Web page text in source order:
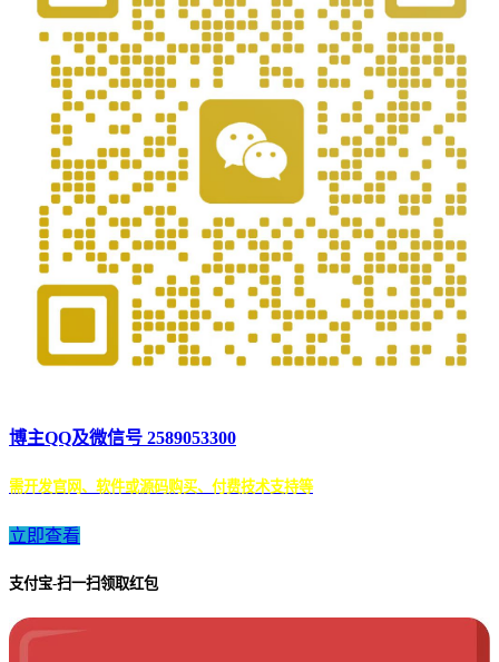
博主QQ及微信号 2589053300
需开发官网、软件或源码购买、付费技术支持等
立即查看
支付宝-扫一扫领取红包